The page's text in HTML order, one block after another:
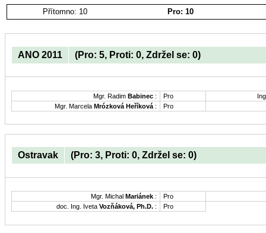
Přítomno: 10 Pro: 10
ANO 2011 (Pro: 5, Proti: 0, Zdržel se: 0)
Mgr. Radim Babinec : Pro
Mgr. Marcela Mrózková Heříková : Pro
Ostravak (Pro: 3, Proti: 0, Zdržel se: 0)
Mgr. Michal Mariánek :
Pro
doc. Ing. Iveta Vozňáková, Ph.D. : Pro